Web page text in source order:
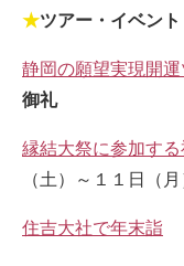
★ツアー・イベン
静岡の願望実現開運
御礼
縁結大祭に参加す
（土）～１１日（月
住吉大社で年末詣